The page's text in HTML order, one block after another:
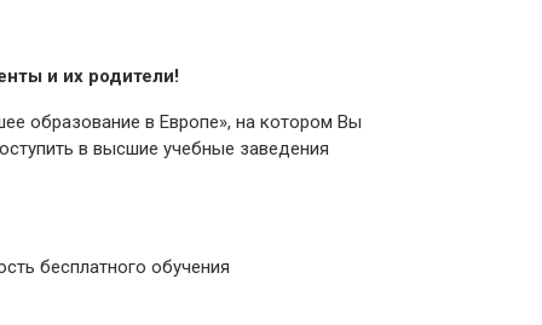
и их родители!
образование в Европе», на котором Вы
в высшие учебные заведения
бесплатного обучения